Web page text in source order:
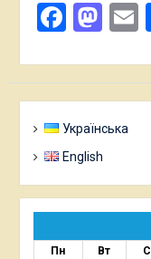
Українська
English
Пн Вт